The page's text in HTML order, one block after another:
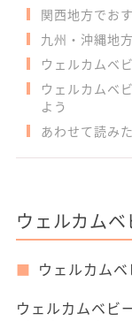
関西地方でお
九州・沖縄地
ウェルカムベ
ウェルカムベ
よう
あわせて読み
ウェルカム
ウェルカム
ウェルカムベビ